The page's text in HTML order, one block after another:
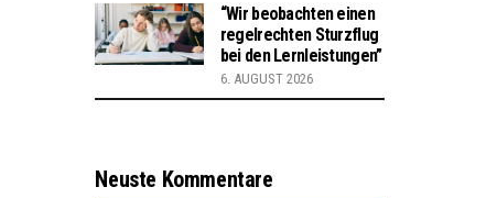
“Wir beobachten einen
regelrechten Sturzflug
bei den Lernleistungen”
6. AUGUST 2026
Neuste Kommentare